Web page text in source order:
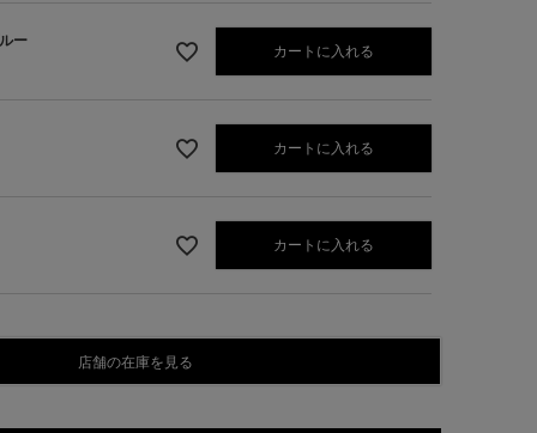
クタス
ー
カートに入れる
カートに入れる
カートに入れる
店舗の在庫を見る